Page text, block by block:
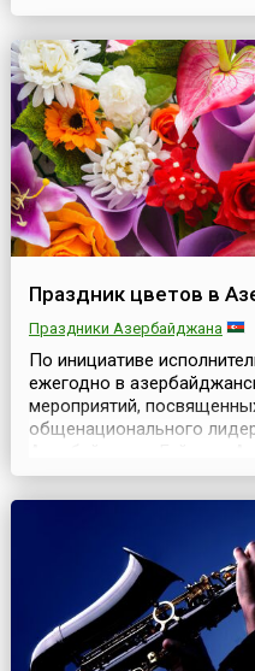
посадк...
Праздник цветов в
Праздники Азербайджана
По инициативе
ежегодно в
мероприятий,
общенационального
декабря 2003).Одним из
событий называют
bayramı), который стал
года, еще при жи...